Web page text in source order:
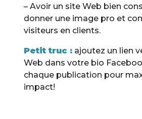
– Avoir un site Web bien
donner une image pro et
visiteurs en clients.
Petit truc : ajoutez un lien
Web dans votre bio
chaque publication pour
impact!